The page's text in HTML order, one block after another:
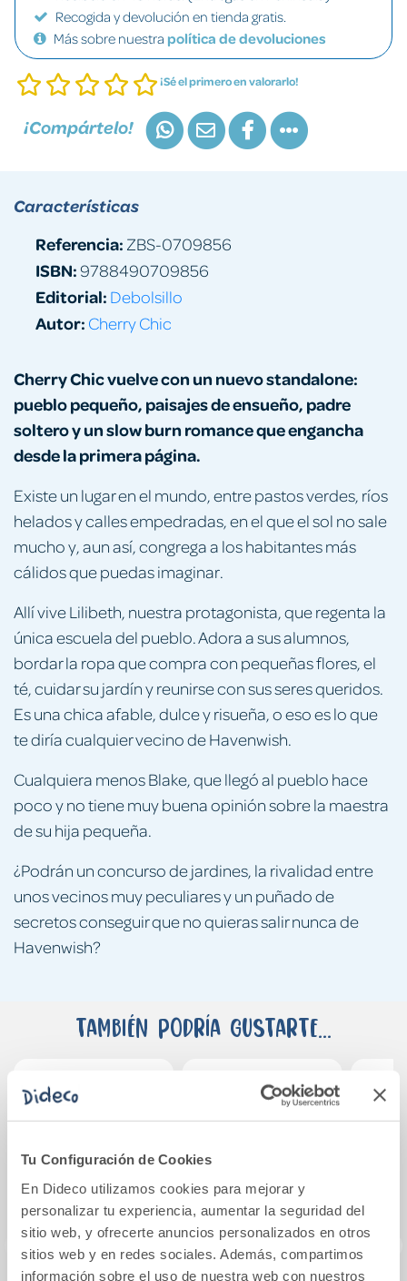
Tu Configuración de Cookies
En Dideco utilizamos cookies para mejorar y
personalizar tu experiencia, aumentar la seguridad del
sitio web, y ofrecerte anuncios personalizados en otros
sitios web y en redes sociales. Además, compartimos
información sobre el uso de nuestra web con nuestros
Recogida y devolución en tienda gratis.
Más sobre nuestra política de devoluciones
¡Sé el primero en valorarlo!
¡Compártelo!
Cherry Chic vuelve con un nuevo standalone:
pueblo pequeño, paisajes de ensueño, padre
soltero y un slow burn romance que engancha
desde la primera página.
Existe un lugar en el mundo, entre pastos verdes, ríos
helados y calles empedradas, en el que el sol no sale
mucho y, aun así, congrega a los habitantes más
cálidos que puedas imaginar.
Allí vive Lilibeth, nuestra protagonista, que regenta la
única escuela del pueblo. Adora a sus alumnos,
bordar la ropa que compra con pequeñas flores, el
té, cuidar su jardín y reunirse con sus seres queridos.
Es una chica afable, dulce y risueña, o eso es lo que
te diría cualquier vecino de Havenwish.
Cualquiera menos Blake, que llegó al pueblo hace
poco y no tiene muy buena opinión sobre la maestra
de su hija pequeña.
¿Podrán un concurso de jardines, la rivalidad entre
unos vecinos muy peculiares y un puñado de
secretos conseguir que no quieras salir nunca de
Havenwish?
Características
Referencia: ZBS-0709856
ISBN:9788490709856
Editorial: Debolsillo
Autor: Cherry Chic
También podría gustarte...